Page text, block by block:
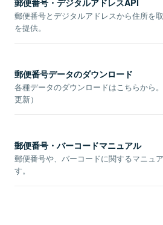
郵便番号・デジタルアドレスAPI
郵便番号とデジタルアドレスから住所を
を提供。
郵便番号データのダウンロード
各種データのダウンロードはこちらから
更新）
郵便番号・バーコードマニュアル
郵便番号や、バーコードに関するマニュ
す。